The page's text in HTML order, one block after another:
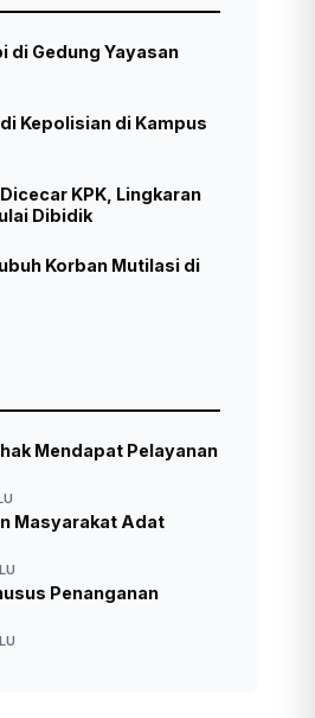
di Gedung Yayasan
Kepolisian di Kampus
KPK, Lingkaran
Dibidik
Korban Mutilasi di
Mendapat Pelayanan
Masyarakat Adat
Penanganan